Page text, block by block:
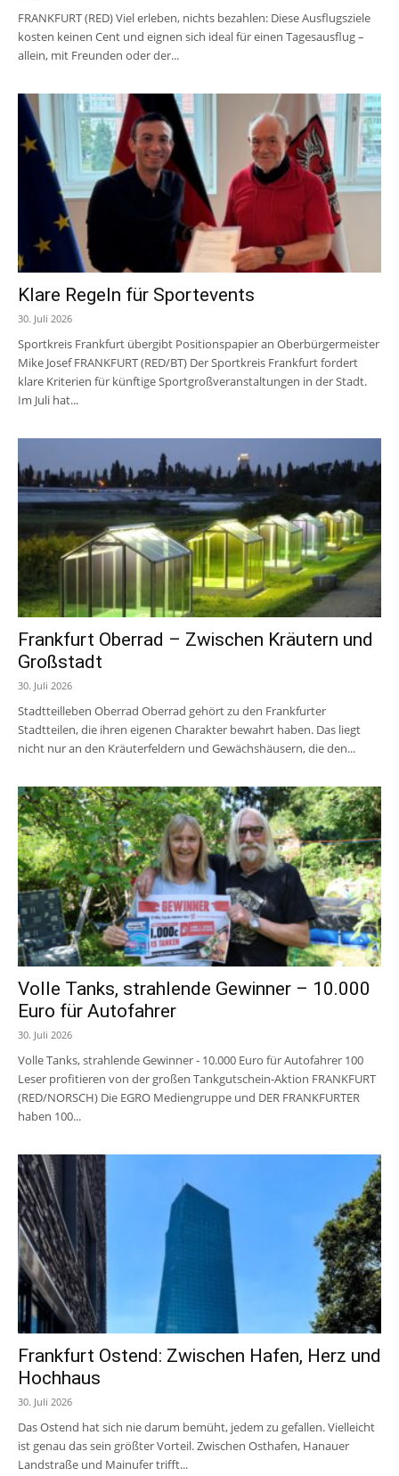
FRANKFURT (RED) Viel erleben, nichts bezahlen: Diese Ausflugsziele
kosten keinen Cent und eignen sich ideal für einen Tagesausflug –
allein, mit Freunden oder der...
Klare Regeln für Sportevents
30. Juli 2026
Sportkreis Frankfurt übergibt Positionspapier an Oberbürgermeister
Mike Josef FRANKFURT (RED/BT) Der Sportkreis Frankfurt fordert
klare Kriterien für künftige Sportgroßveranstaltungen in der Stadt.
Im Juli hat...
Frankfurt Oberrad – Zwischen Kräutern und
Großstadt
30. Juli 2026
Stadtteilleben Oberrad Oberrad gehört zu den Frankfurter
Stadtteilen, die ihren eigenen Charakter bewahrt haben. Das liegt
nicht nur an den Kräuterfeldern und Gewächshäusern, die den...
Volle Tanks, strahlende Gewinner – 10.000
Euro für Autofahrer
30. Juli 2026
Volle Tanks, strahlende Gewinner - 10.000 Euro für Autofahrer 100
Leser profitieren von der großen Tankgutschein-Aktion FRANKFURT
(RED/NORSCH) Die EGRO Mediengruppe und DER FRANKFURTER
haben 100...
Frankfurt Ostend: Zwischen Hafen, Herz und
Hochhaus
30. Juli 2026
Das Ostend hat sich nie darum bemüht, jedem zu gefallen. Vielleicht
ist genau das sein größter Vorteil. Zwischen Osthafen, Hanauer
Landstraße und Mainufer trifft...